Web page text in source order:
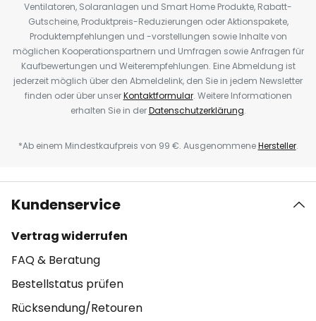
Ventilatoren, Solaranlagen und Smart Home Produkte, Rabatt-
Gutscheine, Produktpreis-Reduzierungen oder Aktionspakete,
Produktempfehlungen und -vorstellungen sowie Inhalte von
möglichen Kooperationspartnern und Umfragen sowie Anfragen für
Kaufbewertungen und Weiterempfehlungen. Eine Abmeldung ist
jederzeit möglich über den Abmeldelink, den Sie in jedem Newsletter
finden oder über unserKontaktformular. Weitere Informationen
erhalten Sie in derDatenschutzerklärung.
*Ab einem Mindestkaufpreis von 99 €. AusgenommeneHersteller.
Kundenservice
Vertrag widerrufen
FAQ & Beratung
Bestellstatus prüfen
Rücksendung/Retouren